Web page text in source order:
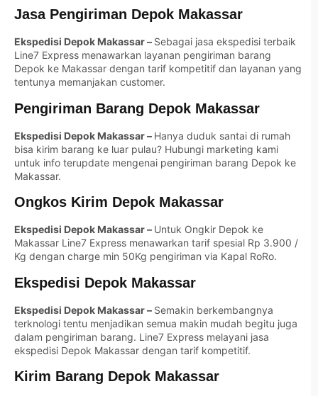
Jasa Pengiriman Depok Makassar
Ekspedisi Depok Makassar – Sebagai jasa ekspedisi terbaik
Line7 Express menawarkan layanan pengiriman barang
Depok ke Makassar dengan tarif kompetitif dan layanan yang
tentunya memanjakan customer.
Pengiriman Barang Depok Makassar
Ekspedisi Depok Makassar – Hanya duduk santai di rumah
bisa kirim barang ke luar pulau? Hubungi marketing kami
untuk info terupdate mengenai pengiriman barang Depok ke
Makassar.
Ongkos Kirim Depok Makassar
Ekspedisi Depok Makassar – Untuk Ongkir Depok ke
Makassar Line7 Express menawarkan tarif spesial Rp 3.900 /
Kg dengan charge min 50Kg pengiriman via Kapal RoRo.
Ekspedisi Depok Makassar
Ekspedisi Depok Makassar – Semakin berkembangnya
terknologi tentu menjadikan semua makin mudah begitu juga
dalam pengiriman barang. Line7 Express melayani jasa
ekspedisi Depok Makassar dengan tarif kompetitif.
Kirim Barang Depok Makassar